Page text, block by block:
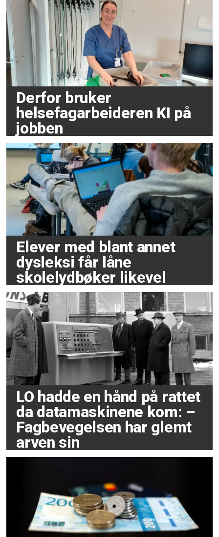
Derfor bruker
helsefagarbeideren KI på
jobben
Elever med blant annet
dysleksi får låne
skolelydbøker likevel
LO hadde en hånd på rattet
da datamaskinene kom: –
Fagbevegelsen har glemt
arven sin